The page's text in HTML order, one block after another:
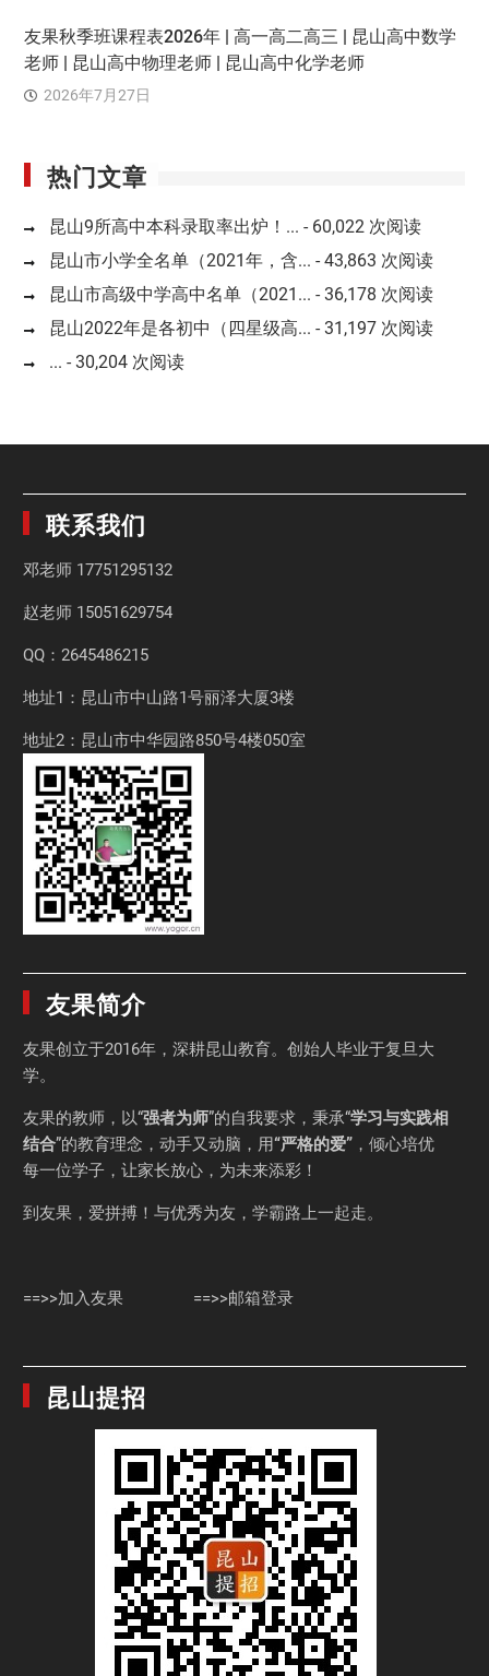
友果秋季班课程表2026年 | 高一高二高三 | 昆山高中数学
老师 | 昆山高中物理老师 | 昆山高中化学老师
2026年7月27日
热门文章
昆山9所高中本科录取率出炉！... - 60,022 次阅读
昆山市小学全名单（2021年，含... - 43,863 次阅读
昆山市高级中学高中名单（2021... - 36,178 次阅读
昆山2022年是各初中（四星级高... - 31,197 次阅读
... - 30,204 次阅读
联系我们
邓老师 17751295132
赵老师 15051629754
QQ：2645486215
地址1：昆山市中山路1号丽泽大厦3楼
地址2：昆山市中华园路850号4楼050室
友果简介
友果创立于2016年，深耕昆山教育。创始人毕业于复旦大
学。
友果的教师，以“强者为师”的自我要求，秉承“学习与实践相
结合”的教育理念，动手又动脑，用“严格的爱” ，倾心培优
每一位学子，让家长放心，为未来添彩！
到友果，爱拼搏！与优秀为友，学霸路上一起走。
==>>加入友果 ==>>邮箱登录
昆山提招